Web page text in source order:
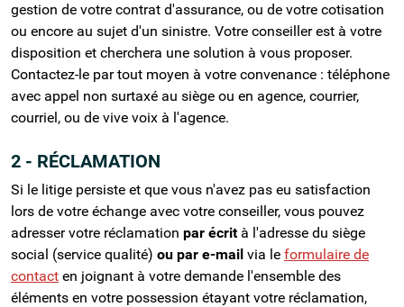
gestion de votre contrat d'assurance, ou de votre cotisation
ou encore au sujet d'un sinistre. Votre conseiller est à votre
disposition et cherchera une solution à vous proposer.
Contactez-le par tout moyen à votre convenance : téléphone
avec appel non surtaxé au siège ou en agence, courrier,
courriel, ou de vive voix à l'agence.
2 - RÉCLAMATION
Si le litige persiste et que vous n'avez pas eu satisfaction
lors de votre échange avec votre conseiller, vous pouvez
adresser votre réclamation par écrità l'adresse du siège
social (service qualité) ou par e-mail via le formulaire de
contact en joignant à votre demande l'ensemble des
éléments en votre possession étayant votre réclamation,